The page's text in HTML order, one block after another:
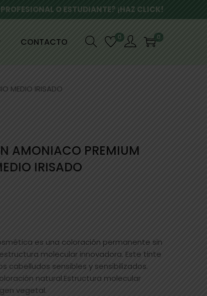
PROFESIONAL O ESTUDIANTE? ¡HAZ CLICK!
CONTACTO 0 0
MEDIO IRISADO
AMONIACO PREMIUM
IRISADO
es una coloración permanente sin
molecular innovadora. Este tinte
cabelludos sensibles y sensibilizados.
natural.Estructura molecular
vegetal.